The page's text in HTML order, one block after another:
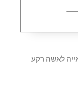
לאשה רקע